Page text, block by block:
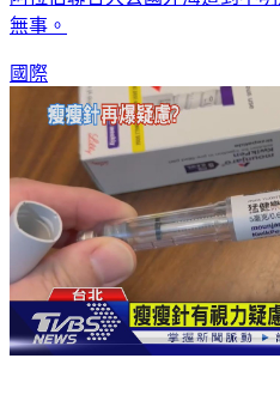
無事。
國際